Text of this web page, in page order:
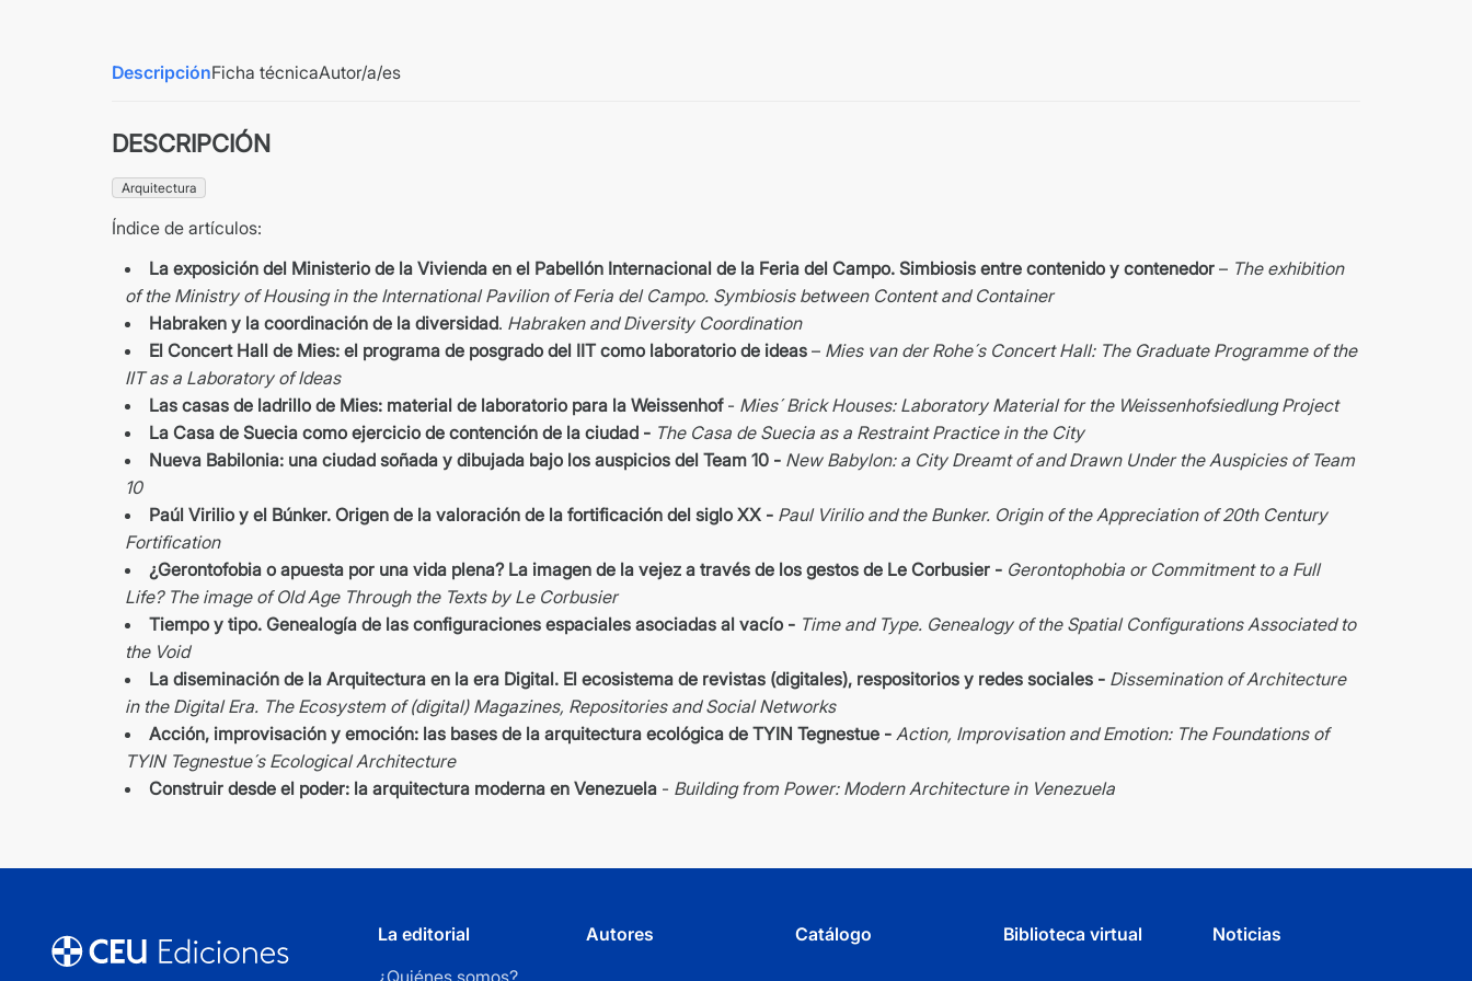
DescripciónFicha técnicaAutor/a/es
DESCRIPCIÓN
Arquitectura
Índice de artículos:
La exposición del Ministerio de la Vivienda en el Pabellón Internacional de la Feria del Campo. Simbiosis entre contenido y contenedor – The exhibition
of the Ministry of Housing in the International Pavilion of Feria del Campo. Symbiosis between Content and Container
Habraken y la coordinación de la diversidad. Habraken and Diversity Coordination
El Concert Hall de Mies: el programa de posgrado del IIT como laboratorio de ideas – Mies van der Rohe´s Concert Hall: The Graduate Programme of the
IIT as a Laboratory of Ideas
Las casas de ladrillo de Mies: material de laboratorio para la Weissenhof- Mies´ Brick Houses: Laboratory Material for the Weissenhofsiedlung Project
La Casa de Suecia como ejercicio de contención de la ciudad - The Casa de Suecia as a Restraint Practice in the City
Nueva Babilonia: una ciudad soñada y dibujada bajo los auspicios del Team 10 - New Babylon: a City Dreamt of and Drawn Under the Auspicies of Team
10
Paúl Virilio y el Búnker. Origen de la valoración de la fortificación del siglo XX - Paul Virilio and the Bunker. Origin of the Appreciation of 20th Century
Fortification
¿Gerontofobia o apuesta por una vida plena? La imagen de la vejez a través de los gestos de Le Corbusier - Gerontophobia or Commitment to a Full
Life? The image of Old Age Through the Texts by Le Corbusier
Tiempo y tipo. Genealogía de las configuraciones espaciales asociadas al vacío - Time and Type. Genealogy of the Spatial Configurations Associated to
the Void
La diseminación de la Arquitectura en la era Digital. El ecosistema de revistas (digitales), respositorios y redes sociales - Dissemination of Architecture
in the Digital Era. The Ecosystem of (digital) Magazines, Repositories and Social Networks
Acción, improvisación y emoción: las bases de la arquitectura ecológica de TYIN Tegnestue - Action, Improvisation and Emotion: The Foundations of
TYIN Tegnestue´s Ecological Architecture
Construir desde el poder: la arquitectura moderna en Venezuela - Building from Power: Modern Architecture in Venezuela
La editorial
Autores Catálogo Biblioteca virtual Noticias